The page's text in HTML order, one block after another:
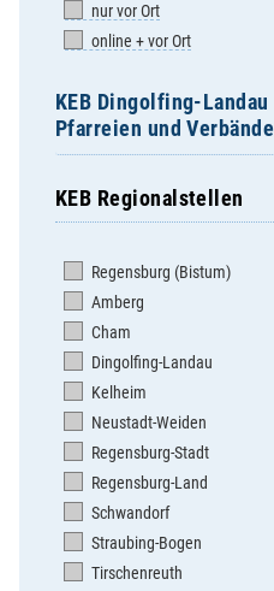
nur vor Ort
online + vor Ort
KEB Dingolfing-Landau
Pfarreien und Verbände
Altenbuch
Aufhausen
Bubach
Dingolfing St. Johannes
Dingolfing St. Josef
Dornach
Dornwang
Eichendorf
Englmannsberg
Ettling
Exing
KEB Regionalstellen
Regensburg (Bistum)
Amberg
Cham
Dingolfing-Landau
Kelheim
Neustadt-Weiden
Regensburg-Stadt
Regensburg-Land
Schwandorf
Straubing-Bogen
Tirschenreuth